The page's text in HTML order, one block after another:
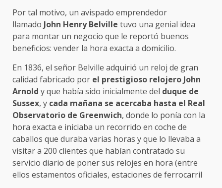
Por tal motivo, un avispado emprendedor
llamado John Henry Belville tuvo una genial idea
para montar un negocio que le reportó buenos
beneficios: vender la hora exacta a domicilio.
En 1836, el señor Belville adquirió un reloj de gran
calidad fabricado por el prestigioso relojero John
Arnold y que había sido inicialmente del duque de
Sussex, y cada mañana se acercaba hasta el Real
Observatorio de Greenwich, donde lo ponía con la
hora exacta e iniciaba un recorrido en coche de
caballos que duraba varias horas y que lo llevaba a
visitar a 200 clientes que habían contratado su
servicio diario de poner sus relojes en hora (entre
ellos estamentos oficiales, estaciones de ferrocarril